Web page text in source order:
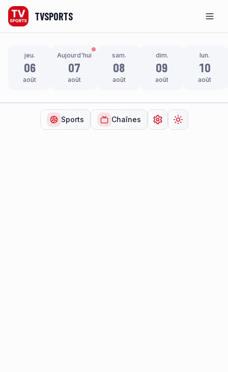
TVSPORTS
jeu.
06
août
Aujourd'hui
07
août
sam.
08
août
dim.
09
août
lun.
10
août
Sports Chaînes Ouvrir lesChanger de